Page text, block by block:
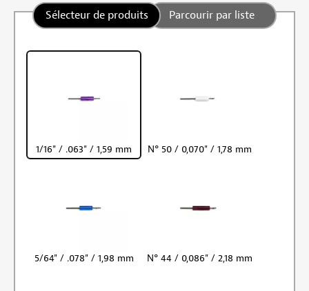
Sélecteur de produits Parcourir par liste
1/16" / .063" / 1,59 mm N° 50 / 0,070" / 1,78 mm
5/64" / .078" / 1,98 mm N° 44 / 0,086" / 2,18 mm